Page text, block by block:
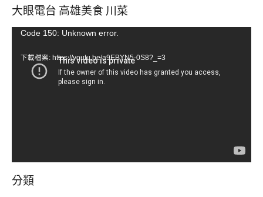
大眼電台 高雄美食 川菜
視Code 150: Unknown error.
下載檔案: https://youtu.be/a9EBYN5-0S8?_=3
分類